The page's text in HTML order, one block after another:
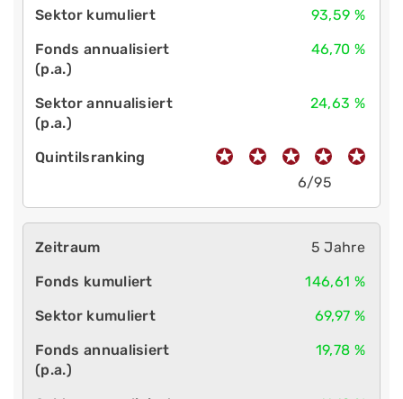
93,59 %
46,70 %
24,63 %
6/95
5 Jahre
146,61 %
69,97 %
19,78 %